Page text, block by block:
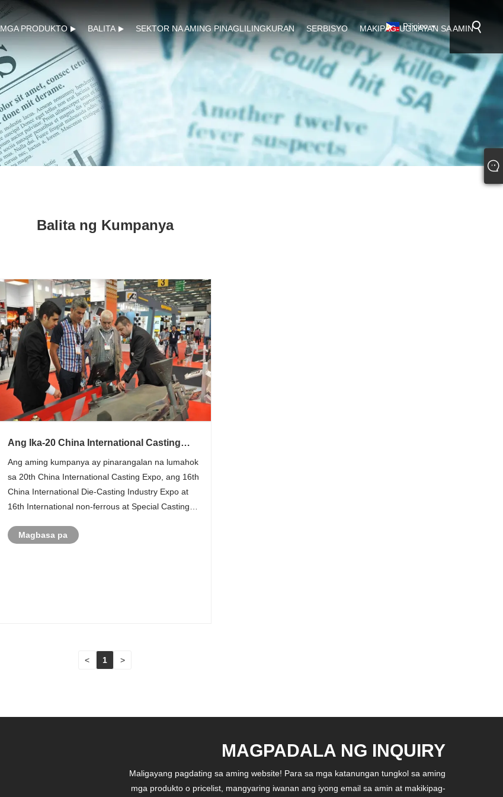
MGA PRODUKTO BALITA SEKTOR NA AMING PINAGLILINGKURAN SERBISYO MAKIPAG-UGNAYAN SA AMIN
Pilipino
Balita ng Kumpanya
Ang Ika-20 China International Casting
Ang aming kumpanya ay pinarangalan na lumahok
sa 20th China International Casting Expo, ang 16th
China International Die-Casting Industry Expo at
16th International non-ferrous at Special Casting
National Exhibition Center sa Shanghai.Gathering
Magbasa pa
< 1 >
MAGPADALA NG INQUIRY
Maligayang pagdating sa aming website! Para sa mga katanungan tungkol sa aming
mga produkto o pricelist, mangyaring iwanan ang iyong email sa amin at makikipag-